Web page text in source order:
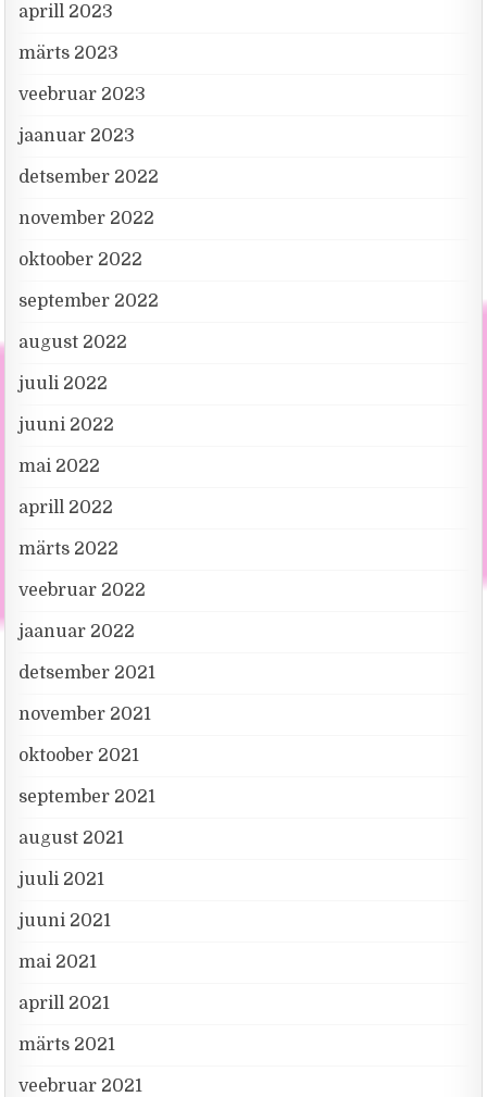
aprill 2023
märts 2023
veebruar 2023
jaanuar 2023
detsember 2022
november 2022
oktoober 2022
september 2022
august 2022
juuli 2022
juuni 2022
mai 2022
aprill 2022
märts 2022
veebruar 2022
jaanuar 2022
detsember 2021
november 2021
oktoober 2021
september 2021
august 2021
juuli 2021
juuni 2021
mai 2021
aprill 2021
märts 2021
veebruar 2021